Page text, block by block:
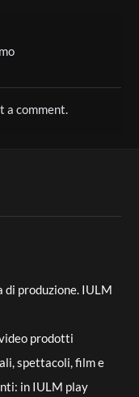
a comment.
di produzione. IULM
prodotti
spettacoli, film e
in IULM play